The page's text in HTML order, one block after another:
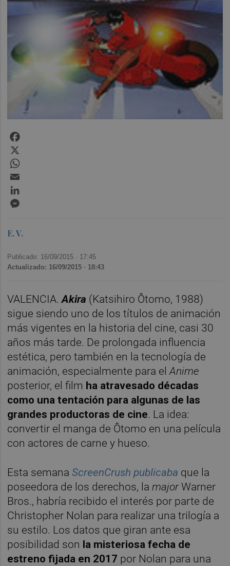
E. V.
Publicado: 16/09/2015 · 17:45
Actualizado: 16/09/2015 · 18:43
VALENCIA.Akira (Katsihiro Ôtomo, 1988)
sigue siendo uno de los títulos de animación
más vigentes en la historia del cine, casi 30
años más tarde. De prolongada influencia
estética, pero también en la tecnología de
animación, especialmente para elAnime
posterior, el film ha atravesado décadas
como una tentación para algunas de las
grandes productoras de cine. La idea:
convertir el manga de Ôtomo en una película
con actores de carne y hueso.
Esta semanaScreenCrush publicaba que la
poseedora de los derechos, lamajorWarner
Bros., habría recibido el interés por parte de
Christopher Nolan para realizar una trilogía a
su estilo. Los datos que giran ante esa
posibilidad son la misteriosa fecha de
estreno fijada en 2017 por Nolan para una